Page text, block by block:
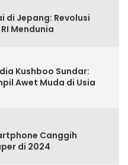
di Jepang: Revolusi
Mendunia
Kushboo Sundar:
Awet Muda di Usia
Canggih
di 2024